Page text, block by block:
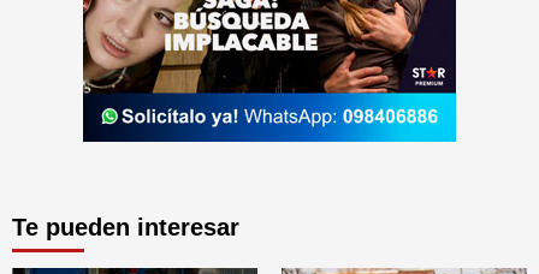
Te pueden interesar